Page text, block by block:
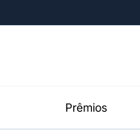
Prêmios